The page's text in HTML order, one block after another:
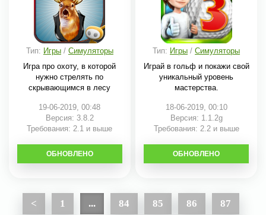
Тип: Игры/ Симуляторы
Игра про охоту, в которой
нужно стрелять по
скрывающимся в лесу
19-06-2019, 00:48
Версия: 3.8.2
Требования: 2.1 и выше
СКАЧАТЬ
ОБНОВЛЕНО
Тип: Игры /Симуляторы
Играй в гольф и покажи свой
уникальный уровень
мастерства.
18-06-2019, 00:10
Версия: 1.1.2g
Требования: 2.2 и выше
СКАЧАТЬ
ОБНОВЛЕНО
< 1 ... 84 85 86 87